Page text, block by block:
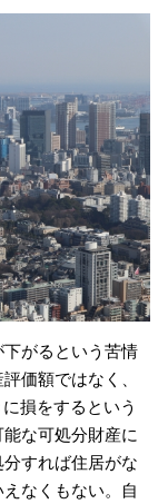
がるという苦情
価額ではなく、
損をするという
な可処分財産に
すれば住居がな
なくもない。自